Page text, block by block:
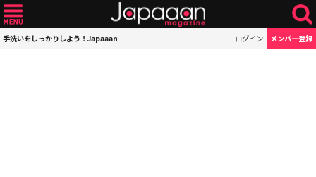
手洗いをしっかりしよう！Japaaan ログイン メンバー登録